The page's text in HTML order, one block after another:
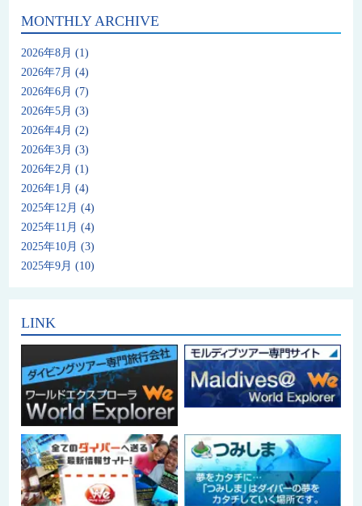
MONTHLY ARCHIVE
2026年8月 (1)
2026年7月 (4)
2026年6月 (7)
2026年5月 (3)
2026年4月 (2)
2026年3月 (3)
2026年2月 (1)
2026年1月 (4)
2025年12月 (4)
2025年11月 (4)
2025年10月 (3)
2025年9月 (10)
LINK